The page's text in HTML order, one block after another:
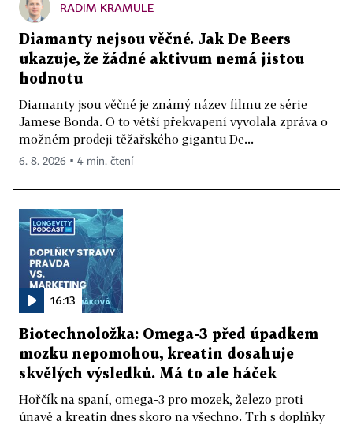
RADIM KRAMULE
Diamanty nejsou věčné. Jak De Beers
ukazuje, že žádné aktivum nemá jistou
hodnotu
Diamanty jsou věčné je známý název filmu ze série
Jamese Bonda. O to větší překvapení vyvolala zpráva o
možném prodeji těžařského gigantu De...
6. 8. 2026 ▪ 4 min. čtení
16:13
Biotechnoložka: Omega-3 před úpadkem
mozku nepomohou, kreatin dosahuje
skvělých výsledků. Má to ale háček
Hořčík na spaní, omega-3 pro mozek, železo proti
únavě a kreatin dnes skoro na všechno. Trh s doplňky